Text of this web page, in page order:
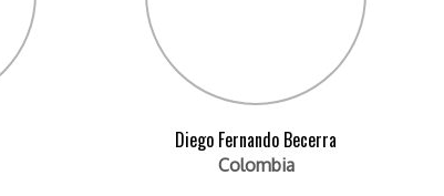
Diego Fernando Becerra
Colombia